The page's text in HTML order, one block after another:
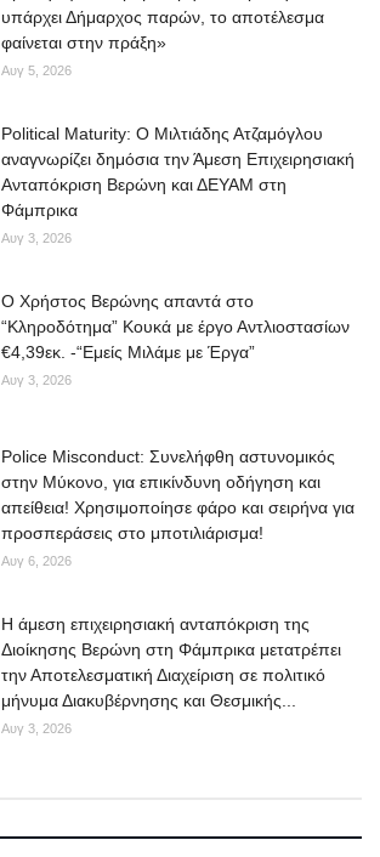
υπάρχει Δήμαρχος παρών, το αποτέλεσμα
φαίνεται στην πράξη»
Αυγ 5, 2026
Political Maturity: Ο Μιλτιάδης Ατζαμόγλου
αναγνωρίζει δημόσια την Άμεση Επιχειρησιακή
Ανταπόκριση Βερώνη και ΔΕΥΑΜ στη
Φάμπρικα
Αυγ 3, 2026
O Χρήστος Βερώνης απαντά στο
“Κληροδότημα” Κουκά με έργο Αντλιοστασίων
€4,39εκ. -“Εμείς Μιλάμε με Έργα”
Αυγ 3, 2026
Police Misconduct: Συνελήφθη αστυνομικός
στην Μύκονο, για επικίνδυνη οδήγηση και
απείθεια! Χρησιμοποίησε φάρο και σειρήνα για
προσπεράσεις στο μποτιλιάρισμα!
Αυγ 6, 2026
Η άμεση επιχειρησιακή ανταπόκριση της
Διοίκησης Βερώνη στη Φάμπρικα μετατρέπει
την Αποτελεσματική Διαχείριση σε πολιτικό
μήνυμα Διακυβέρνησης και Θεσμικής...
Αυγ 3, 2026